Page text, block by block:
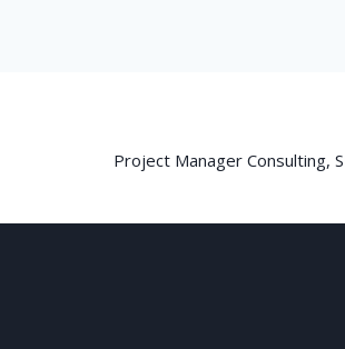
Project Manager Consulting,